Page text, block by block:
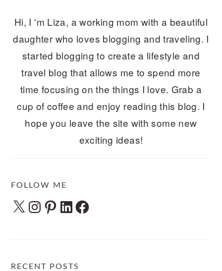
Hi, I 'm Liza, a working mom with a beautiful
daughter who loves blogging and traveling. I
started blogging to create a lifestyle and
travel blog that allows me to spend more
time focusing on the things I love. Grab a
cup of coffee and enjoy reading this blog. I
hope you leave the site with some new
exciting ideas!
FOLLOW ME
X Instagram
Pinterest
LinkedInFacebook
RECENT POSTS